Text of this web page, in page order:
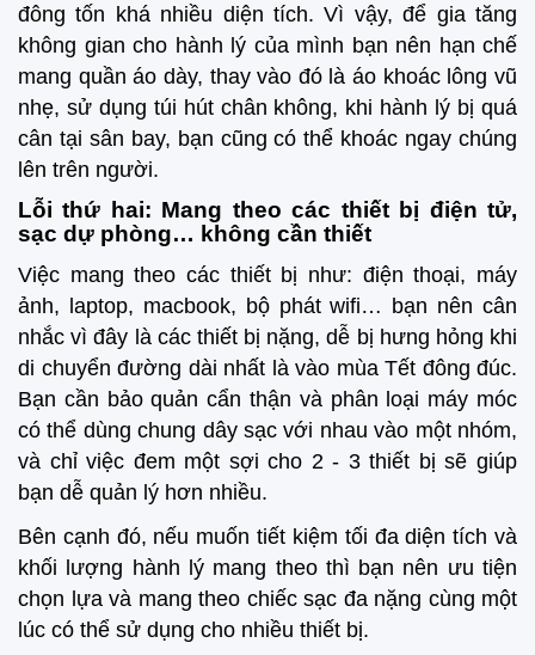
đông tốn khá nhiều diện tích. Vì vậy, để gia tăng
không gian cho hành lý của mình bạn nên hạn chế
mang quần áo dày, thay vào đó là áo khoác lông vũ
nhẹ, sử dụng túi hút chân không, khi hành lý bị quá
cân tại sân bay, bạn cũng có thể khoác ngay chúng
lên trên người.
Lỗi thứ hai: Mang theo các thiết bị điện tử,
sạc dự phòng… không cần thiết
Việc mang theo các thiết bị như: điện thoại, máy
ảnh, laptop, macbook, bộ phát wifi… bạn nên cân
nhắc vì đây là các thiết bị nặng, dễ bị hưng hỏng khi
di chuyển đường dài nhất là vào mùa Tết đông đúc.
Bạn cần bảo quản cẩn thận và phân loại máy móc
có thể dùng chung dây sạc với nhau vào một nhóm,
và chỉ việc đem một sợi cho 2 - 3 thiết bị sẽ giúp
bạn dễ quản lý hơn nhiều.
Bên cạnh đó, nếu muốn tiết kiệm tối đa diện tích và
khối lượng hành lý mang theo thì bạn nên ưu tiện
chọn lựa và mang theo chiếc sạc đa nặng cùng một
lúc có thể sử dụng cho nhiều thiết bị.